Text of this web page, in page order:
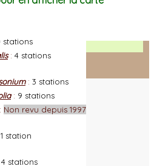
stations
: 4 stations
: 3 stations
: 9 stations
Non revu depuis 1997
1 station
4 stations